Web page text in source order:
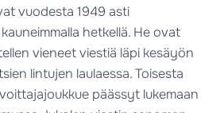
vuodesta 1949 asti
hetkellä. He ovat
vieneet viestiä läpi kesäyön
lintujen laulaessa. Toisesta
päässyt lukemaan